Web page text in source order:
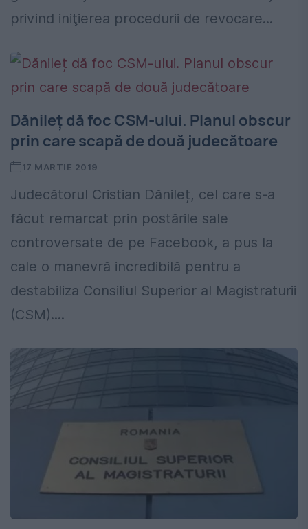
privind iniţierea procedurii de revocare...
Dănileț dă foc CSM-ului. Planul obscur
prin care scapă de două judecătoare
17 MARTIE 2019
Judecătorul Cristian Dănileț, cel care s-a
făcut remarcat prin postările sale
controversate de pe Facebook, a pus la
cale o manevră incredibilă pentru a
destabiliza Consiliul Superior al Magistraturii
(CSM)....